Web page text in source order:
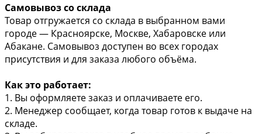
Самовывоз со склада
Товар отгружается со склада в выбранном вами
городе — Красноярске, Москве, Хабаровске или
Абакане. Самовывоз доступен во всех городах
присутствия и для заказа любого объёма.
Как это работает:
1. Вы оформляете заказ и оплачиваете его.
2. Менеджер сообщает, когда товар готов к выдаче на
складе.